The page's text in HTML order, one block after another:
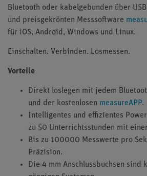
Bluetooth oder kabelgebunden über
und preisgekrönten Messsoftware
für iOS, Android, Windows und Linux.
Einschalten. Verbinden. Losmessen.
Vorteile
Direkt loslegen mit jedem
und der kostenlosen measureAPP.
Intelligentes und effizientes
zu 50 Unterrichtsstunden mit
Bis zu 100000 Messwerte pro
Präzision.
Die 4 mm Anschlussbuchsen sind